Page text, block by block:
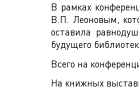
В рамках
В.П. Леоновым,
оставила
будущего
Всего на
На книжных